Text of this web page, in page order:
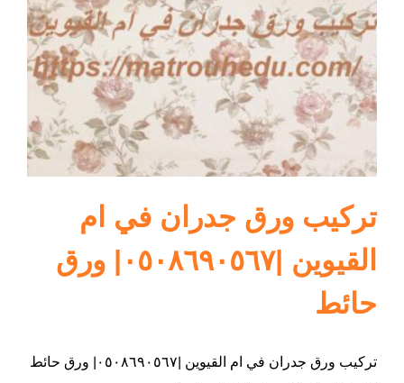
ام القيوين
تركيب ورق جدران في ام
القيوين |٠٥٠٨٦٩٠٥٦٧| ورق
حائط
تركيب ورق جدران في ام القيوين |٠٥٠٨٦٩٠٥٦٧| ورق حائط